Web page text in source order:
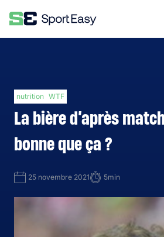
nutrition WTF
La bière d’après
bonne que ça ?
25 novembre 2021 5min